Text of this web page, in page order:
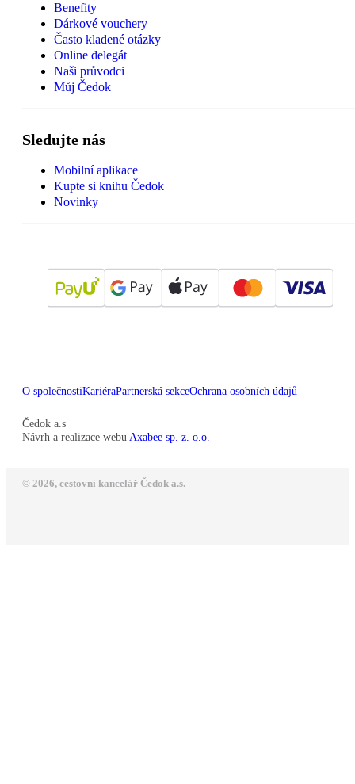
Benefity
Dárkové vouchery
Často kladené otázky
Online delegát
Naši průvodci
Můj Čedok
Sledujte nás
Mobilní aplikace
Kupte si knihu Čedok
Novinky
O společnostiKariéraPartnerská sekceOchrana osobních údajů
Čedok a.s
Návrh a realizace webu Axabee sp. z. o.o.
© 2026, cestovní kancelář Čedok a.s.